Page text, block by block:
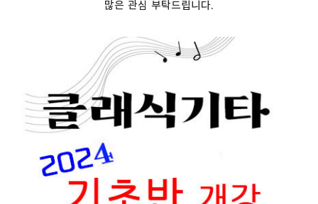
많은 관심 부탁드립니다.